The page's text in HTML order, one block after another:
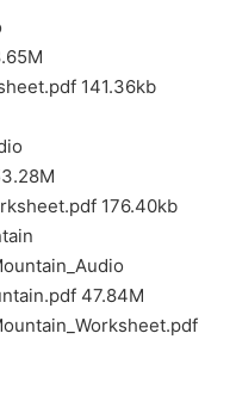
141.36kb
176.40kb
47.84M